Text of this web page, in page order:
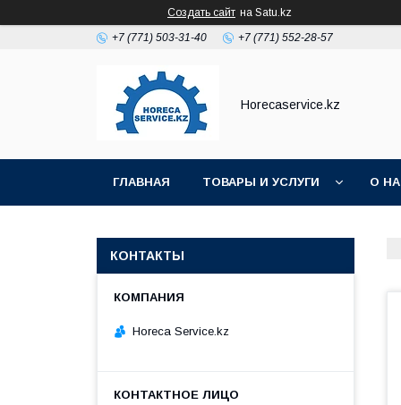
Создать сайт на Satu.kz
+7 (771) 503-31-40 +7 (771) 552-28-57
Horecaservice.kz
ГЛАВНАЯ ТОВАРЫ И УСЛУГИ О
КОНТАКТЫ
Horeca Service.kz